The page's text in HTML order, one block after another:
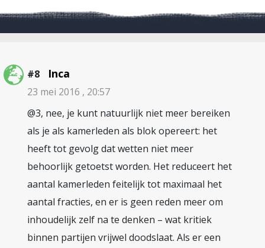
#8 Inca
23 mei 2016 , 20:57
@3, nee, je kunt natuurlijk niet meer bereiken
als je als kamerleden als blok opereert: het
heeft tot gevolg dat wetten niet meer
behoorlijk getoetst worden. Het reduceert het
aantal kamerleden feitelijk tot maximaal het
aantal fracties, en er is geen reden meer om
inhoudelijk zelf na te denken – wat kritiek
binnen partijen vrijwel doodslaat. Als er een